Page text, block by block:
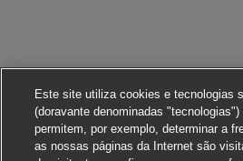
Este site utiliza cookies e tecnologias
(doravante denominadas "tecnologias")
permitem, por exemplo, determinar a
as nossas páginas da Internet são